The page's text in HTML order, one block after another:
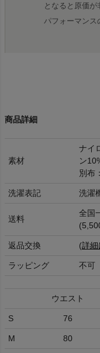
となると原価が
パフォーマンス
商品詳細
素材
ナイ
ン
別布
洗濯表記 洗濯
送料
全国
返品交換 (詳細
ラッピング 不可
ウエスト
S 76
M 80